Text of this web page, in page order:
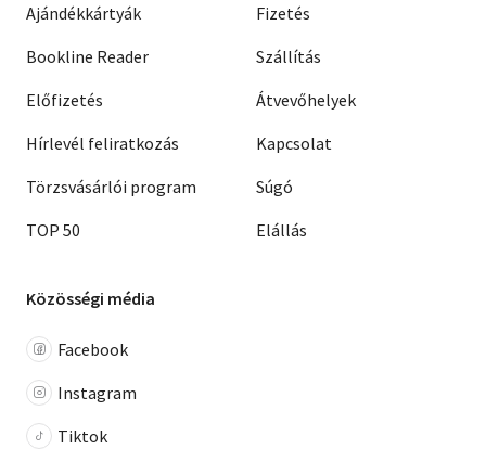
Ajándékkártyák
Bookline Reader
Előfizetés
Hírlevél feliratkozás
Törzsvásárlói program
TOP 50
Fizetés
Szállítás
Átvevőhelyek
Kapcsolat
Súgó
Elállás
Közösségi média
Facebook
Instagram
Tiktok